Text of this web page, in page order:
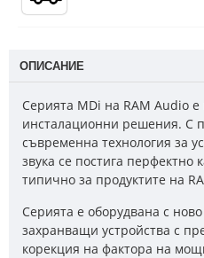
ОПИСАНИЕ
Серията MDi на RAM Audio
инсталационни решения. С
съвременна технология за
звука се постига перфектно
типично за продуктите на
Серията е оборудвана с
захранващи устройства с
корекция на фактора на